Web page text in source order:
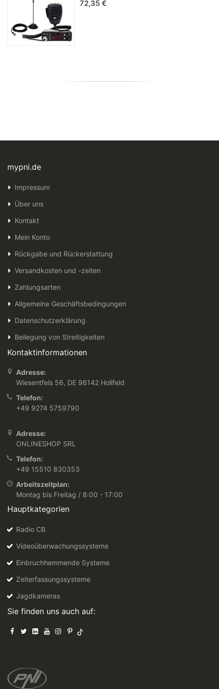
72,35 €
mypni.de
Impressum
Über uns
Kontakt
Mein Konto
Rückgabe und Rückerstattung
Versandkosten und -zeiten
Zahlungsarten
Allgemeine Geschäftsbedingungen
Datenschutzerklärung
Beilegung von Streitigkeiten
Kontaktinformationen
Adresse:
Wiesentfels 56, DE 96142 Hollfeld
Telefon:
+49 9274 5759790
Adresse:
ONLINESHOP SRL
Telefon:
+49 15510 830353
Arbeitszeitplan:
Montag bis Freitag / 8:00 - 17:00
Hauptkategorien
Radio CB
Videoüberwachungssysteme
Einbruchhemmende Systeme
Zeiterfassungssysteme
Jagdkameras
Sie finden uns auch auf: